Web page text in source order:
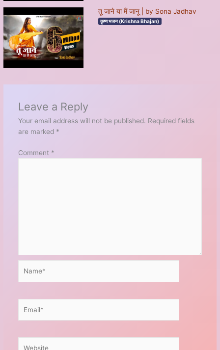
तू जाने या मैं जानू | by Sona Jadhav
कृष्ण भजन (Krishna Bhajan)
Leave a Reply
Your email address will not be published. Required fields
are marked *
Comment *